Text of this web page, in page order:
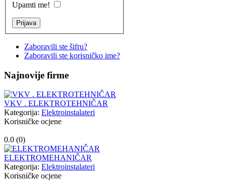
Upamti me!
Zaboravili ste šifru?
Zaboravili ste korisničko ime?
Najnovije firme
VKV . ELEKTROTEHNIČAR
Kategorija: Elektroinstalateri
Korisničke ocjene
0.0 (0)
ELEKTROMEHANIČAR
Kategorija: Elektroinstalateri
Korisničke ocjene